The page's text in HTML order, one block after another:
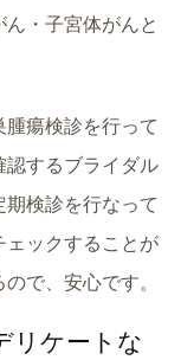
・子宮体がんと
瘍検診を行って
認するブライダル
検診を行なって
ェックすることが
で、安心です。
リケートな